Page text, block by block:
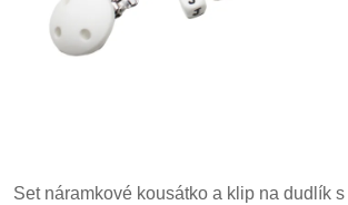
Set náramkové kousátko a klip na dudlík